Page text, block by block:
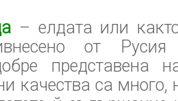
– елдата или
от
представена
качества са